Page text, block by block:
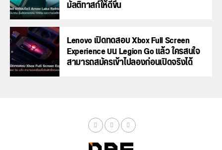
มัลติทาสก์ให้ดีขึ้น
Lenovo เปิดทดสอบ Xbox Full Screen
Experience บน Legion Go แล้ว ใครสนใจ
สามารถสมัครเข้าไปลองก่อนเปิดจริงได้